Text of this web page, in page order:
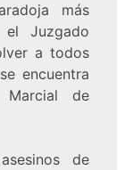
más
el Juzgado
a todos
encuentra
de
de